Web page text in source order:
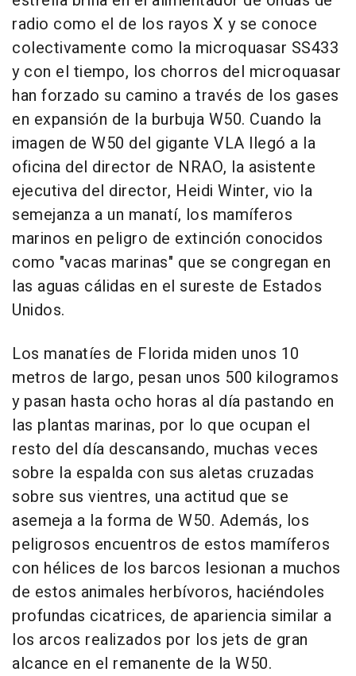
radio como el de los rayos X y se conoce
colectivamente como la microquasar SS433
y con el tiempo, los chorros del microquasar
han forzado su camino a través de los gases
en expansión de la burbuja W50. Cuando la
imagen de W50 del gigante VLA llegó a la
oficina del director de NRAO, la asistente
ejecutiva del director, Heidi Winter, vio la
semejanza a un manatí, los mamíferos
marinos en peligro de extinción conocidos
como "vacas marinas" que se congregan en
las aguas cálidas en el sureste de Estados
Unidos.
Los manatíes de Florida miden unos 10
metros de largo, pesan unos 500 kilogramos
y pasan hasta ocho horas al día pastando en
las plantas marinas, por lo que ocupan el
resto del día descansando, muchas veces
sobre la espalda con sus aletas cruzadas
sobre sus vientres, una actitud que se
asemeja a la forma de W50. Además, los
peligrosos encuentros de estos mamíferos
con hélices de los barcos lesionan a muchos
de estos animales herbívoros, haciéndoles
profundas cicatrices, de apariencia similar a
los arcos realizados por los jets de gran
alcance en el remanente de la W50.